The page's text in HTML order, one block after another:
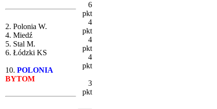
2. Polonia W.
4. Miedź
5. Stal M.
6. Łódzki KS
10. POLONIA
BYTOM
6
pkt
4
pkt
4
pkt
4
pkt
3
pkt